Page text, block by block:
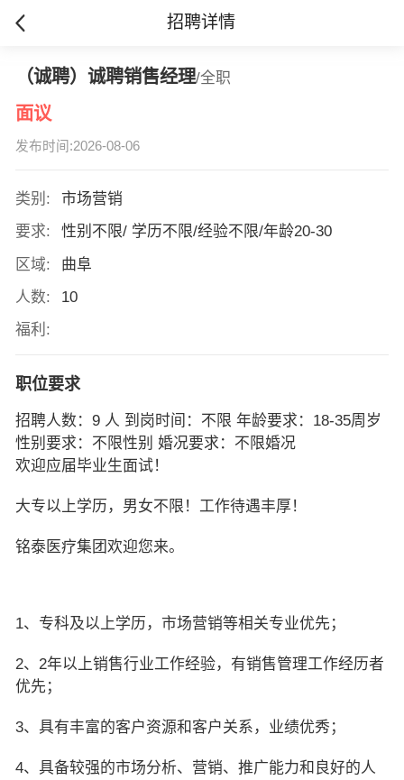
招聘详情
（诚聘）诚聘销售经理/全职
面议
发布时间:2026-08-06
类别:
市场营销
要求:
性别不限/ 学历不限/经验不限/年龄20-30
区域:
曲阜
人数:
10
福利:
职位要求
招聘人数：9 人 到岗时间：不限 年龄要求：18-35周岁
性别要求：不限性别 婚况要求：不限婚况
欢迎应届毕业生面试！
大专以上学历，男女不限！工作待遇丰厚！
铭泰医疗集团欢迎您来。
1、专科及以上学历，市场营销等相关专业优先；
2、2年以上销售行业工作经验，有销售管理工作经历者
优先；
3、具有丰富的客户资源和客户关系，业绩优秀；
4、具备较强的市场分析、营销、推广能力和良好的人